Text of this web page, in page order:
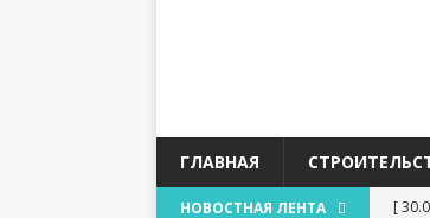
ГЛАВНАЯ
НОВОСТНАЯ ЛЕНТА [